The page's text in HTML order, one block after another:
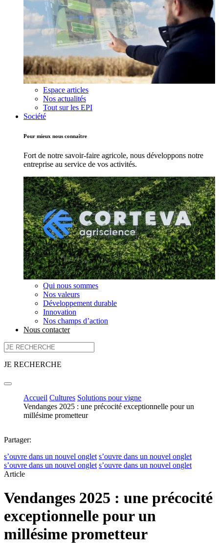
Espace articles
Nos actualités
Tout sur les EPI
Société
Pour mieux nous connaître
Fort de notre savoir-faire agricole, nous développons notre
entreprise au service de vos activités.
Qui nous sommes
Nos valeurs
Développement durable
Innovation
Nos champs d’action
Nous contacter
JE RECHERCHE
Accueil Cultures Solutions pour vigne
Vendanges 2025 : une précocité exceptionnelle pour un
millésime prometteur
Partager:
s’ouvre dans un nouvel onglet s’ouvre dans un nouvel onglet
s’ouvre dans un nouvel onglet s’ouvre dans un nouvel onglet
Article
Vendanges 2025 : une précocité
exceptionnelle pour un
millésime prometteur